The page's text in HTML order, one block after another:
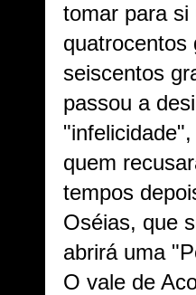
tomar para si
quatrocentos
seiscentos
passou a
quem
tempos
Oséias, que
abrirá uma
O vale de